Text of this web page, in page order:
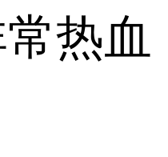
热血